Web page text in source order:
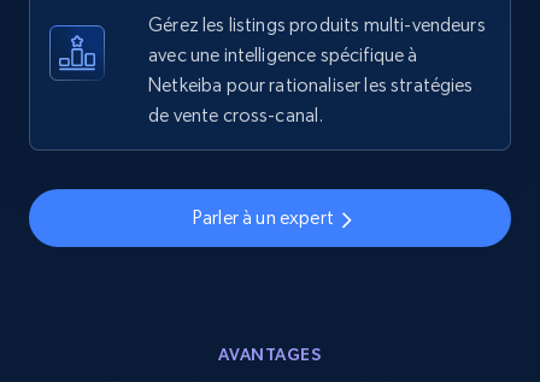
more.
5.6K+ 877+ Commencer
Gérez les listings produits multi-vendeurs
avec une intelligence spécifique à
Netkeiba pour rationaliser les stratégies
de vente cross-canal.
Parler à un expert
AVANTAGES